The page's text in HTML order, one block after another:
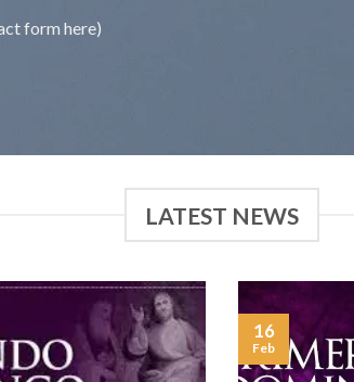
form here)
LATEST NEWS
16
Feb